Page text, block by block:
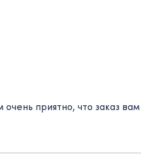
приятно, что заказ